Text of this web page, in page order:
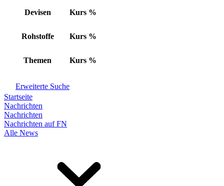
Devisen Kurs %
Rohstoffe Kurs %
Themen Kurs %
Erweiterte Suche
Startseite
Nachrichten
Nachrichten
Nachrichten auf FN
Alle News